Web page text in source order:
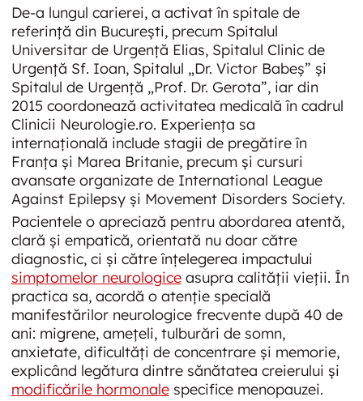
De-a lungul carierei, a activat în spitale de
referință din București, precum Spitalul
Universitar de Urgență Elias, Spitalul Clinic de
Urgență Sf. Ioan, Spitalul „Dr. Victor Babeș” și
Spitalul de Urgență „Prof. Dr. Gerota”, iar din
2015 coordonează activitatea medicală în cadrul
Clinicii Neurologie.ro. Experiența sa
internațională include stagii de pregătire în
Franța și Marea Britanie, precum și cursuri
avansate organizate de International League
Against Epilepsy și Movement Disorders Society.
Pacientele o apreciază pentru abordarea atentă,
clară și empatică, orientată nu doar către
diagnostic, ci și către înțelegerea impactului
simptomelor neurologiceasupra calității vieții. În
practica sa, acordă o atenție specială
manifestărilor neurologice frecvente după 40 de
ani: migrene, amețeli, tulburări de somn,
anxietate, dificultăți de concentrare și memorie,
explicând legătura dintre sănătatea creierului și
modificările hormonalespecifice menopauzei.